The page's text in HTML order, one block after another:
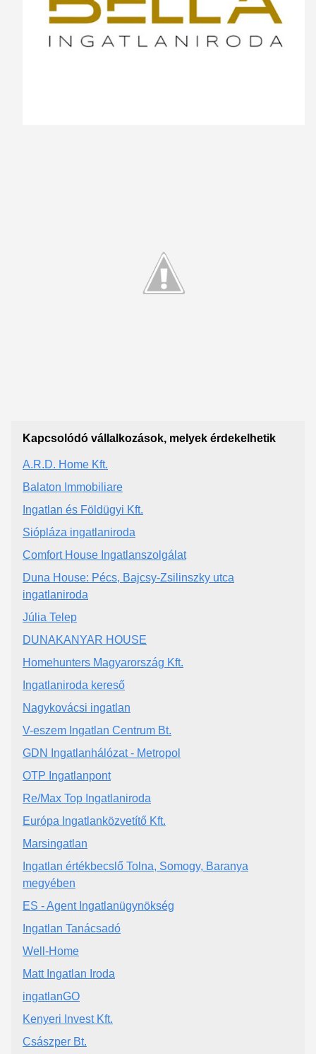
Kapcsolódó vállalkozások, melyek érdekelhetik
A.R.D. Home Kft.
Balaton Immobiliare
Ingatlan és Földügyi Kft.
Siópláza ingatlaniroda
Comfort House Ingatlanszolgálat
Duna House: Pécs, Bajcsy-Zsilinszky utca
ingatlaniroda
Júlia Telep
DUNAKANYAR HOUSE
Homehunters Magyarország Kft.
Ingatlaniroda kereső
Nagykovácsi ingatlan
V-eszem Ingatlan Centrum Bt.
GDN Ingatlanhálózat - Metropol
OTP Ingatlanpont
Re/Max Top Ingatlaniroda
Európa Ingatlanközvetítő Kft.
Marsingatlan
Ingatlan értékbecslő Tolna, Somogy, Baranya
megyében
ES - Agent Ingatlanügynökség
Ingatlan Tanácsadó
Well-Home
Matt Ingatlan Iroda
ingatlanGO
Kenyeri Invest Kft.
Császper Bt.